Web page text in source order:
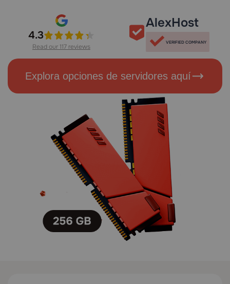
4.3
Read our 117 reviews
AlexHost
VERIFIED COMPANY
Explora opciones de servidores aquí